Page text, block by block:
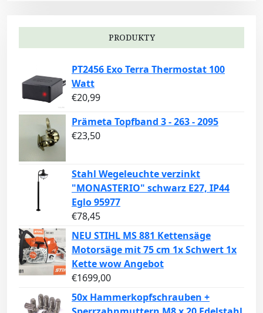
PRODUKTY
PT2456 Exo Terra Thermostat 100
Watt
€20,99
Prämeta Topfband 3 - 263 - 2095
€23,50
Stahl Wegeleuchte verzinkt
"MONASTERIO" schwarz E27, IP44
Eglo 95977
€78,45
NEU STIHL MS 881 Kettensäge
Motorsäge mit 75 cm 1x Schwert 1x
Kette wow Angebot
€1699,00
50x Hammerkopfschrauben +